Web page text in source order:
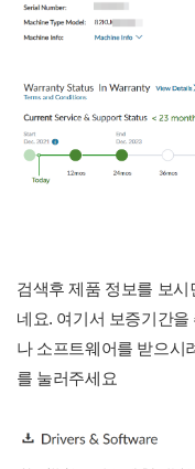
검색후 제품 정보를 보
네요. 여기서 보증기간
나 소프트웨어를 받으시
를 눌러주세요